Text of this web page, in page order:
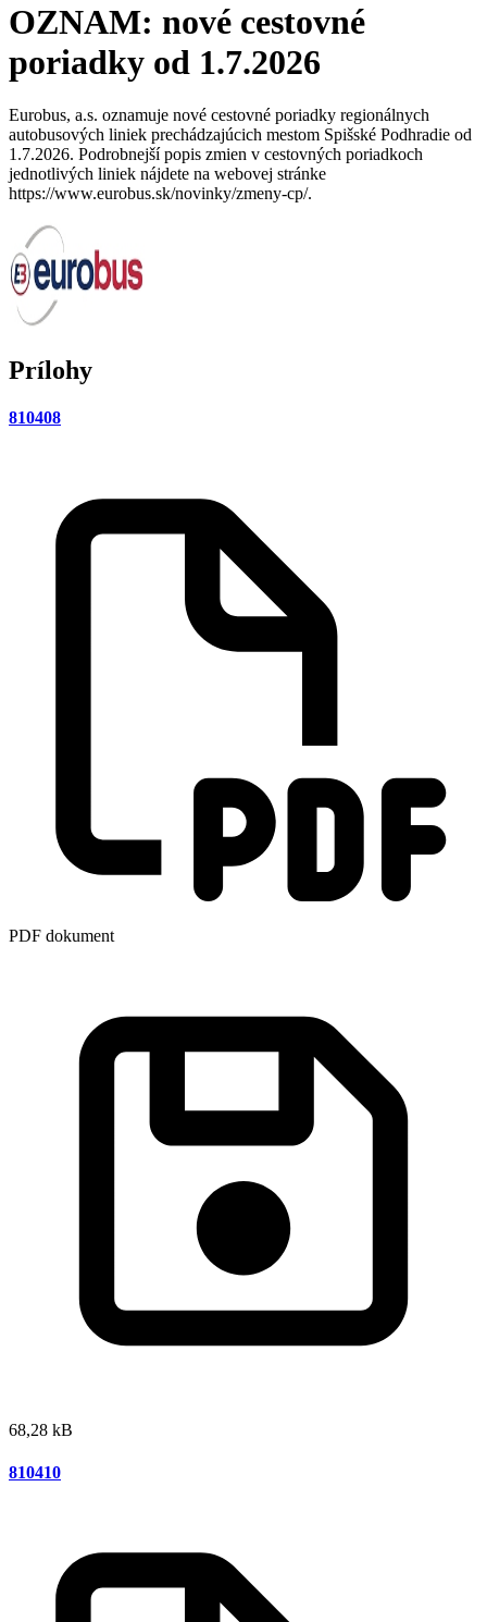
OZNAM: nové cestovné
poriadky od 1.7.2026
Eurobus, a.s. oznamuje nové cestovné poriadky regionálnych
autobusových liniek prechádzajúcich mestom Spišské Podhradie od
1.7.2026. Podrobnejší popis zmien v cestovných poriadkoch
jednotlivých liniek nájdete na webovej stránke
https://www.eurobus.sk/novinky/zmeny-cp/.
Prílohy
810408
PDF dokument
68,28 kB
810410